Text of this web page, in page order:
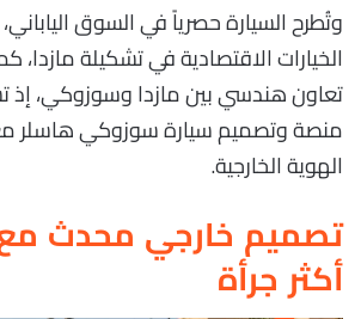
وتُطرح السيارة حصرياً في السوق
الخيارات الاقتصادية في تشكيلة مازدا،
تعاون هندسي بين مازدا وسوزوكي، إذ
منصة وتصميم سيارة سوزوكي هاسلر
الهوية الخارجية.
تصميم خارجي محدث
أكثر جرأة